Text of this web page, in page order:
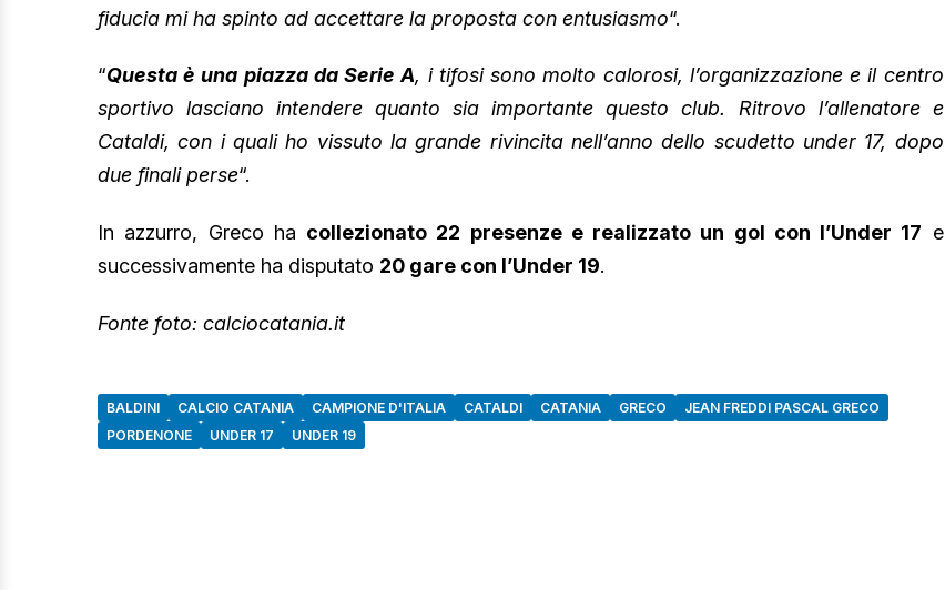
fiducia mi ha spinto ad accettare la proposta con entusiasmo“.
“Questa è una piazza da Serie A, i tifosi sono molto calorosi, l’organizzazione e il centro
sportivo lasciano intendere quanto sia importante questo club. Ritrovo l’allenatore e
Cataldi, con i quali ho vissuto la grande rivincita nell’anno dello scudetto under 17, dopo
due finali perse“.
In azzurro, Greco ha collezionato 22 presenze e realizzato un gol con l’Under 17 e
successivamente ha disputato 20 gare con l’Under 19.
Fonte foto: calciocatania.it
BALDINI CALCIO CATANIA CAMPIONE D'ITALIA CATALDI CATANIA GRECO
JEAN FREDDI PASCAL GRECO
PORDENONE
UNDER 17 UNDER 19